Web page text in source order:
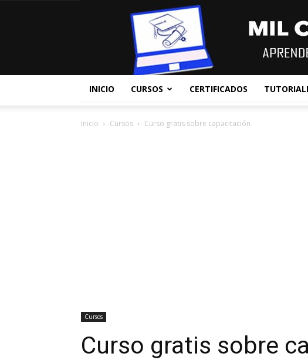
INICIO CURSOS CERTIFICADOS
Inicio Cursos Curso gratis sobre capacitación
Cursos
Curso gratis sobre